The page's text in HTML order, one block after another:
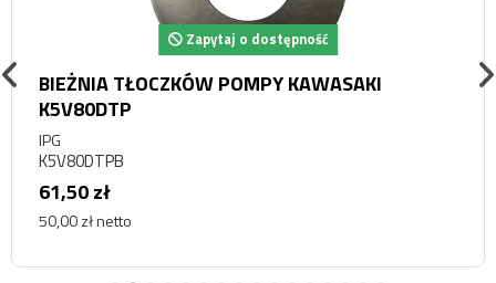
Zapytaj o dostępność
BIEŻNIA TŁOCZKÓW POMPY KAWASAKI
K5V80DTP
IPG
K5V80DTPB
61,50 zł
50,00 zł netto